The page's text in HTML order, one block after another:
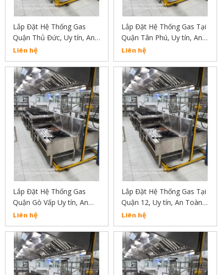
Lắp Đặt Hệ Thống Gas
Quận Thủ Đức, Uy tín, An
Toàn, Chất Lượng Liên Hệ:
02838304030
Liên hệ
Lắp Đặt Hệ Thống Gas Tại
Quận Tân Phú, Uy tín, An
Toàn, Chất Lượng
Liên hệ
Lắp Đặt Hệ Thống Gas
Quận Gò Vấp Uy tín, An
Toàn, Chất Lượng Liên hệ
02838304030
Liên hệ
Lắp Đặt Hệ Thống Gas Tại
Quận 12, Uy tín, An Toàn,
Chất Lượng Liên Hệ:
02838304030
Liên hệ